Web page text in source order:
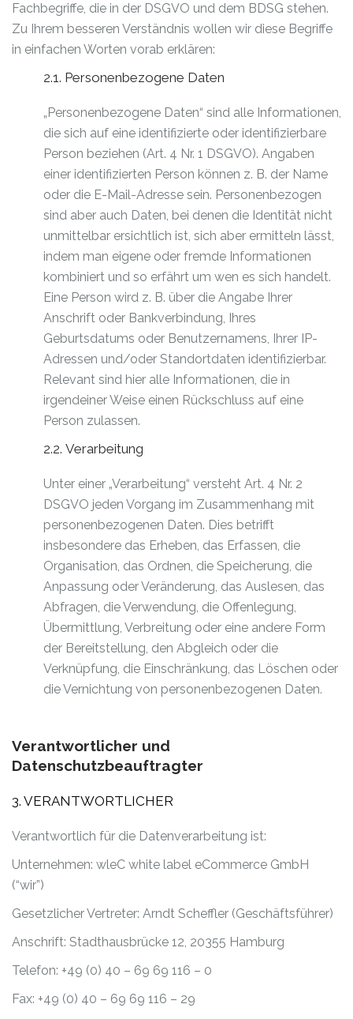
Fachbegriffe, die in der DSGVO und dem BDSG stehen.
Zu Ihrem besseren Verständnis wollen wir diese Begriffe
in einfachen Worten vorab erklären:
2.1. Personenbezogene Daten
„Personenbezogene Daten“ sind alle Informationen,
die sich auf eine identifizierte oder identifizierbare
Person beziehen (Art. 4 Nr. 1 DSGVO). Angaben
einer identifizierten Person können z. B. der Name
oder die E-Mail-Adresse sein. Personenbezogen
sind aber auch Daten, bei denen die Identität nicht
unmittelbar ersichtlich ist, sich aber ermitteln lässt,
indem man eigene oder fremde Informationen
kombiniert und so erfährt um wen es sich handelt.
Eine Person wird z. B. über die Angabe Ihrer
Anschrift oder Bankverbindung, Ihres
Geburtsdatums oder Benutzernamens, Ihrer IP-
Adressen und/oder Standortdaten identifizierbar.
Relevant sind hier alle Informationen, die in
irgendeiner Weise einen Rückschluss auf eine
Person zulassen.
2.2. Verarbeitung
Unter einer „Verarbeitung“ versteht Art. 4 Nr. 2
DSGVO jeden Vorgang im Zusammenhang mit
personenbezogenen Daten. Dies betrifft
insbesondere das Erheben, das Erfassen, die
Organisation, das Ordnen, die Speicherung, die
Anpassung oder Veränderung, das Auslesen, das
Abfragen, die Verwendung, die Offenlegung,
Übermittlung, Verbreitung oder eine andere Form
der Bereitstellung, den Abgleich oder die
Verknüpfung, die Einschränkung, das Löschen oder
die Vernichtung von personenbezogenen Daten.
Verantwortlicher und
Datenschutzbeauftragter
3. VERANTWORTLICHER
Verantwortlich für die Datenverarbeitung ist:
Unternehmen: wleC white label eCommerce GmbH
(“wir”)
Gesetzlicher Vertreter: Arndt Scheffler (Geschäftsführer)
Anschrift: Stadthausbrücke 12, 20355 Hamburg
Telefon: +49 (0) 40 – 69 69 116 – 0
Fax: +49 (0) 40 – 69 69 116 – 29